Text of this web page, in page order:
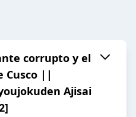
corrupto y el
Cusco ||
Ajisai